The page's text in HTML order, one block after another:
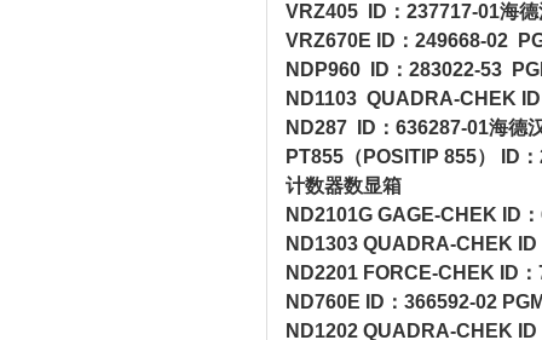
VRZ405 ID：237717-01海
VRZ670E ID：249668-02
NDP960 ID：283022-53
ND1103 QUADRA-CHEK
ND287 ID：636287-01海德
PT855（POSITIP 855） ID
计数器数显箱
ND2101G GAGE-CHEK ID
ND1303 QUADRA-CHEK
ND2201 FORCE-CHEK ID
ND760E ID：366592-02
ND1202 QUADRA-CHEK